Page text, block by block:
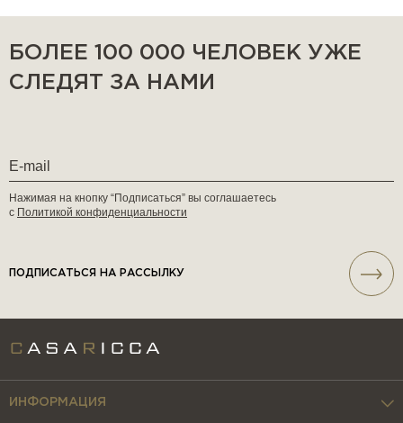
БОЛЕЕ 100 000 ЧЕЛОВЕК УЖЕ
СЛЕДЯТ ЗА НАМИ
Нажимая на кнопку “Подписаться” вы соглашаетесь
с Политикой конфиденциальности
ПОДПИСАТЬСЯ НА РАССЫЛКУ
ИНФОРМАЦИЯ